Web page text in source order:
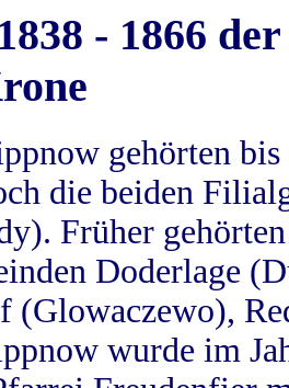
- 1866
gehörten
die beiden
Früher
Doderlage
(Glowaczewo),
wurde im